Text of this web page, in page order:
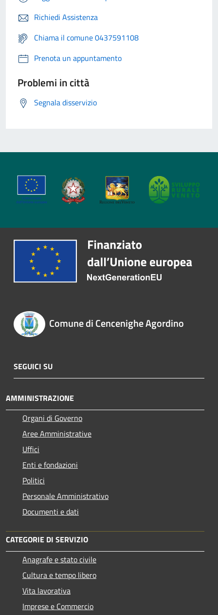
Richiedi Assistenza
Chiama il comune 0437591108
Prenota un appuntamento
Problemi in città
Segnala disservizio
Comune di Cencenighe Agordino
SEGUICI SU
AMMINISTRAZIONE
Organi di Governo
Aree Amministrative
Uffici
Enti e fondazioni
Politici
Personale Amministrativo
Documenti e dati
CATEGORIE DI SERVIZIO
Anagrafe e stato civile
Cultura e tempo libero
Vita lavorativa
Imprese e Commercio